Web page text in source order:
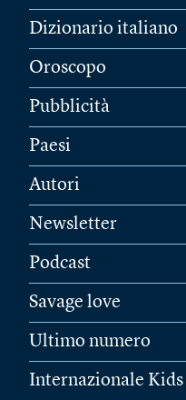
Dizionario italiano
Oroscopo
Pubblicità
Paesi
Autori
Newsletter
Podcast
Savage love
Ultimo numero
Internazionale Kids